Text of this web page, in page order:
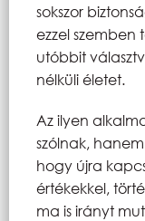
sokszor
ezzel szemben
utóbbit
nélküli életet.
Az ilyen
szólnak,
hogy újra
értékekkel,
ma is irányt